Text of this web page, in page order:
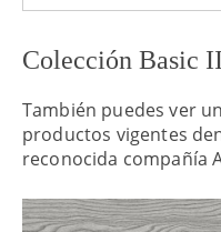
Colección Basic II
También puedes ver
productos vigentes
reconocida compañía